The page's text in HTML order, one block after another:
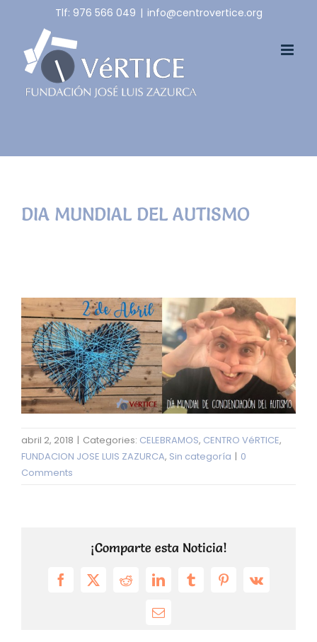
content
Tlf: 976 566 049 | info@centrovertice.org
DIA MUNDIAL DEL AUTISMO
abril 2, 2018 | Categories: CELEBRAMOS, CENTRO VéRTICE,
FUNDACION JOSE LUIS ZAZURCA, Sin categoría | 0
Comments
¡Comparte esta Noticia!
Facebook
X RedditLinkedInTumblrPinterest
Vk
Email